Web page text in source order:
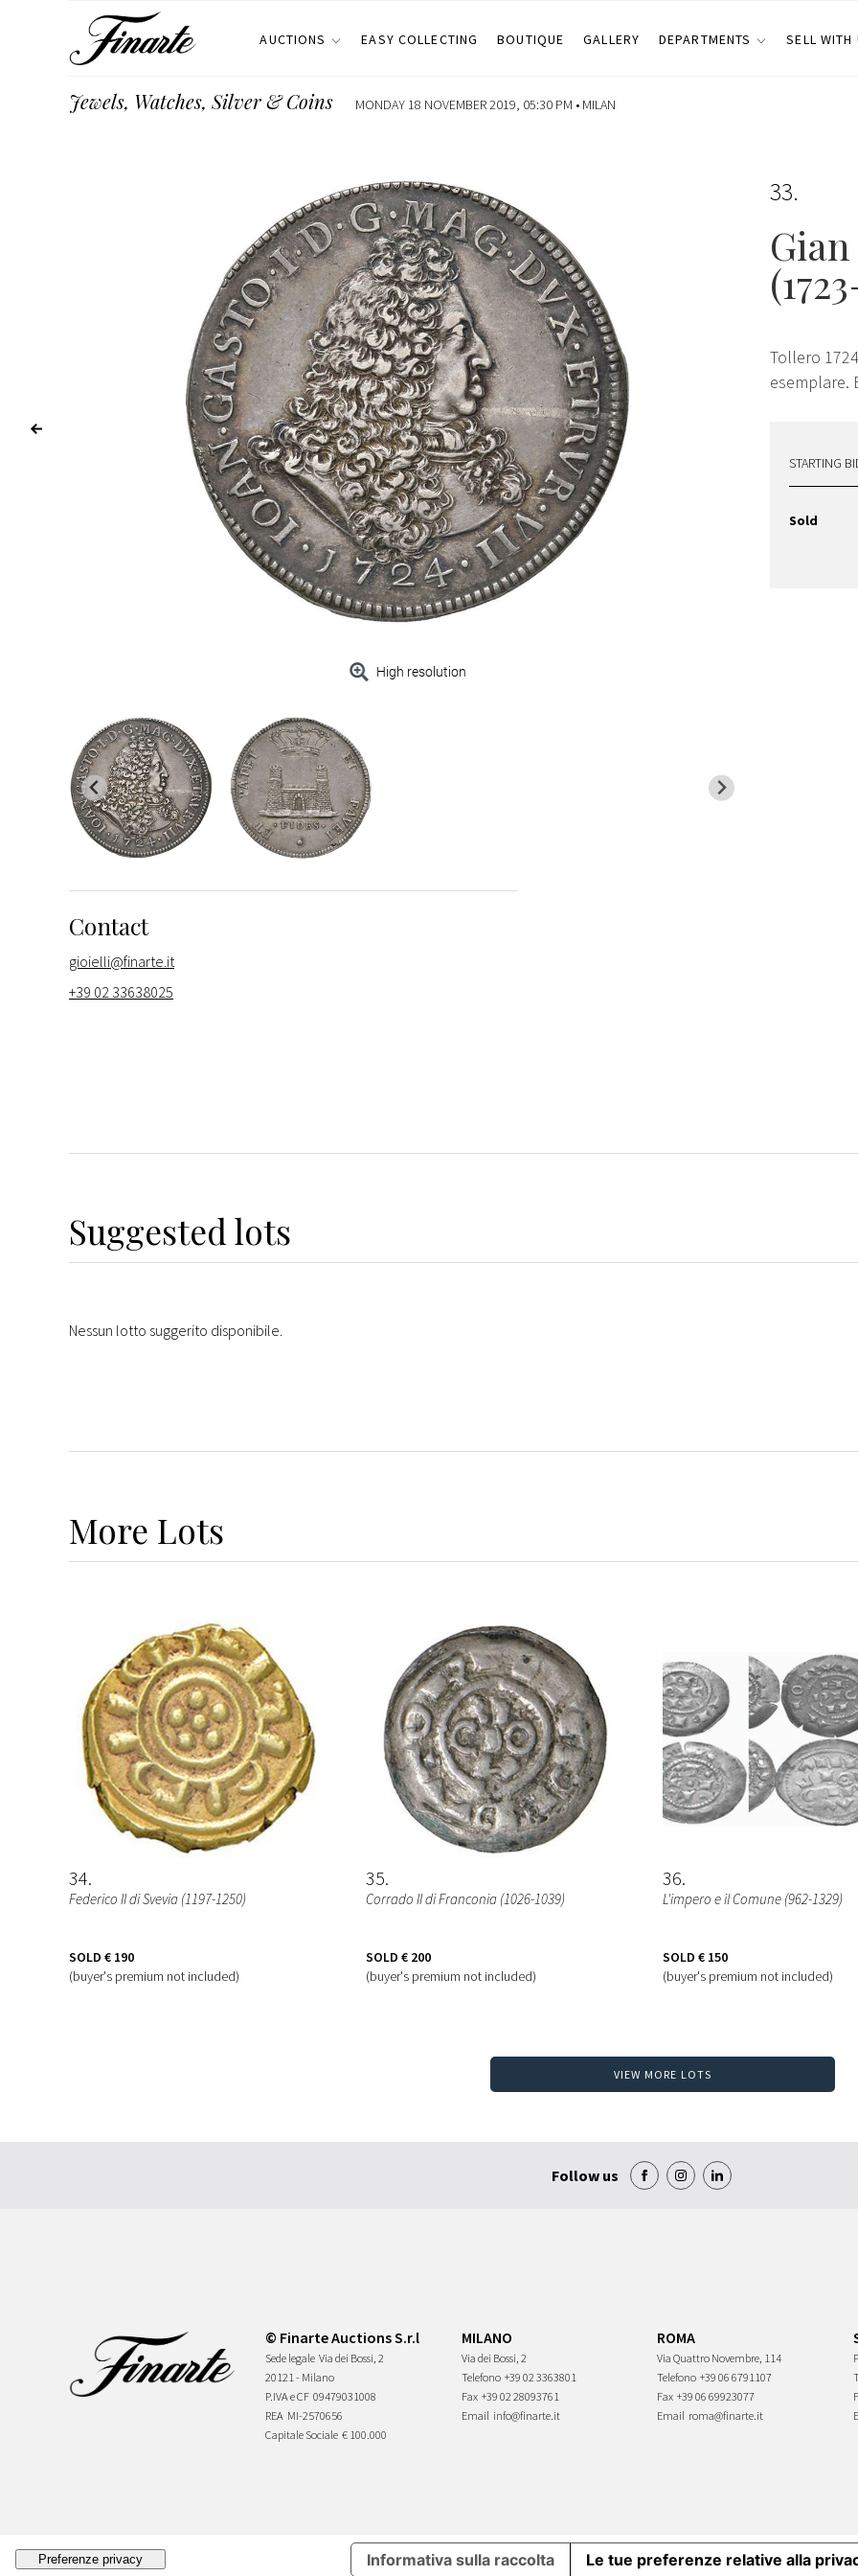
AUCTIONS EASY COLLECTING BOUTIQUE GALLERY DEPARTMENTS SELL WITH
Jewels, Watches, Silver & Coins MONDAY 18 NOVEMBER 2019, 05:30 PM • MILAN
High resolution
33
Tollero
esemplare.
STARTING
Sold
Contact
gioielli@finarte.it
+39 02 33638025
Suggested lots
Nessun lotto suggerito disponibile.
More Lots
34
Federico II di Svevia (1197-1250)
SOLD € 190
(buyer's premium not included)
35
Corrado II di Franconia (1026-1039)
SOLD € 200
(buyer's premium not included)
36
L'impero e il Comune (962-1329)
SOLD € 150
(buyer's premium not included)
VIEW MORE LOTS
Follow us
© Finarte Auctions S.r.l
Sede legale Via dei Bossi, 2
20121 - Milano
P.IVA e CF 09479031008
REA MI-2570656
Capitale Sociale € 100.000
MILANO
Via dei Bossi, 2
Telefono +39 02 3363801
Fax +39 02 28093761
Email info@finarte.it
ROMA
Via Quattro Novembre, 114
Telefono +39 06 6791107
Fax +39 06 69923077
Email roma@finarte.it
Informativa sulla raccolta Le tue preferenze relative alla